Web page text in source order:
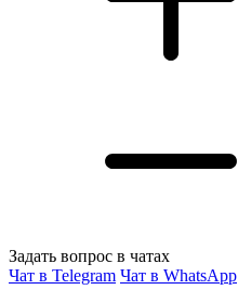
Задать вопрос в чатах
Чат в Telegram Чат в WhatsApp